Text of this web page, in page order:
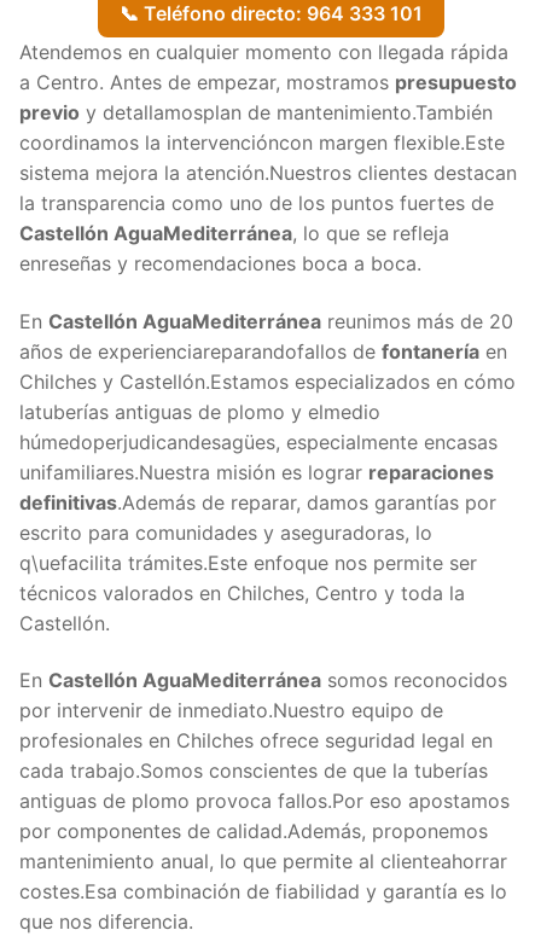
📞 Teléfono directo: 964 333 101
Atendemos en cualquier momento con llegada rápida
a Centro. Antes de empezar, mostramos presupuesto
previo y detallamosplan de mantenimiento.También
coordinamos la intervencióncon margen flexible.Este
sistema mejora la atención.Nuestros clientes destacan
la transparencia como uno de los puntos fuertes de
Castellón AguaMediterránea, lo que se refleja
enreseñas y recomendaciones boca a boca.
En Castellón AguaMediterránea reunimos más de 20
años de experienciareparandofallos de fontanería en
Chilches y Castellón.Estamos especializados en cómo
latuberías antiguas de plomo y elmedio
húmedoperjudicandesagües, especialmente encasas
unifamiliares.Nuestra misión es lograr reparaciones
definitivas.Además de reparar, damos garantías por
escrito para comunidades y aseguradoras, lo
q\uefacilita trámites.Este enfoque nos permite ser
técnicos valorados en Chilches, Centro y toda la
Castellón.
En Castellón AguaMediterránea somos reconocidos
por intervenir de inmediato.Nuestro equipo de
profesionales en Chilches ofrece seguridad legal en
cada trabajo.Somos conscientes de que la tuberías
antiguas de plomo provoca fallos.Por eso apostamos
por componentes de calidad.Además, proponemos
mantenimiento anual, lo que permite al clienteahorrar
costes.Esa combinación de fiabilidad y garantía es lo
que nos diferencia.